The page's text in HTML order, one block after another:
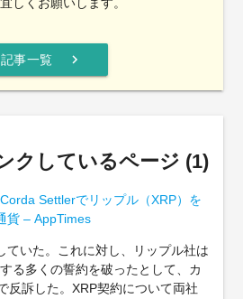
しくお願いします。
記事一覧 chevron_right
クしているページ (1)
Settlerでリップル（XRP）を
貨 – AppTimes
いた。これに対し、リップル社は
る多くの誓約を破ったとして、カ
反訴した。XRP契約について両社